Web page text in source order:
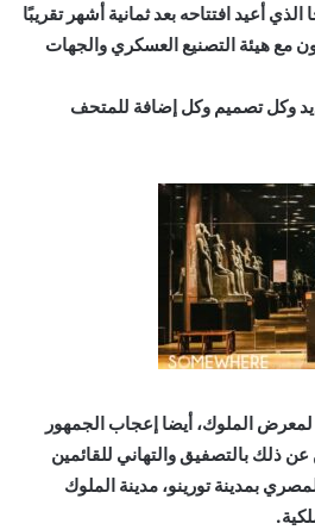
أعيد افتتاحه بعد ثمانية أشهر تقريبًا
مع هيئة التصنيع العسكري والجهات
وكل تصميم وكل إضافة للمتحف
لمعرض الملوك، أيضا إعجاب الجمهور
ذلك بالتصفيق والتهاني للقائمين
بمدينة تورينو، مدينة الملوك